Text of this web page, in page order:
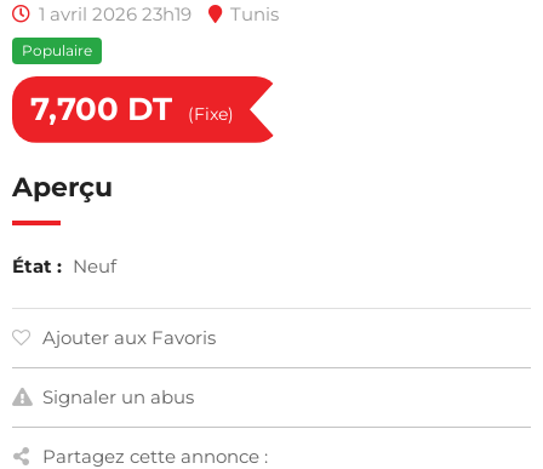
1 avril 2026 23h19 Tunis
Populaire
7,700 DT (Fixe)
Aperçu
État : Neuf
Ajouter aux Favoris
Signaler un abus
Partagez cette annonce :